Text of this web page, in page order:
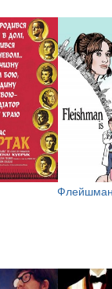
Флейшман